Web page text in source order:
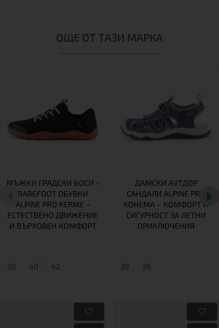
ОЩЕ ОТ ТАЗИ МАРКА
МЪЖКИ ГРАДСКИ БОСИ -
BAREFOOT ОБУВКИ
ALPINE PRO KERME –
ЕСТЕСТВЕНО ДВИЖЕНИЕ
И ВЪРХОВЕН КОМФОРТ
38 40 42
ДАМСКИ АУТДОР
САНДАЛИ ALPINE PRO
KOHEMA – КОМФОРТ И
СИГУРНОСТ ЗА ЛЕТНИ
ПРИКЛЮЧЕНИЯ
39 36